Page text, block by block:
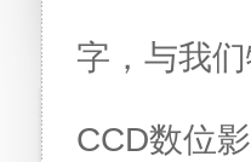
字，与我
CCD数位